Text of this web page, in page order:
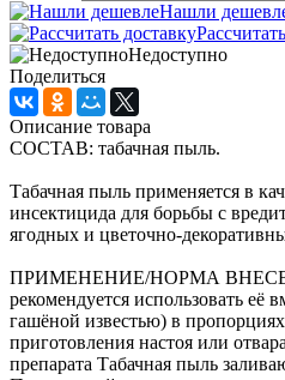
Нашли
Недоступно
Поделиться
Описание товара
СОСТАВ: табачная пыль.
Табачная пыль применяется в
инсектицида для борьбы с
ягодных и цветочно-
ПРИМЕНЕНИЕ/НОРМА
рекомендуется использовать её
гашёной известью) в
приготовления настоя или
препарата Табачная пыль